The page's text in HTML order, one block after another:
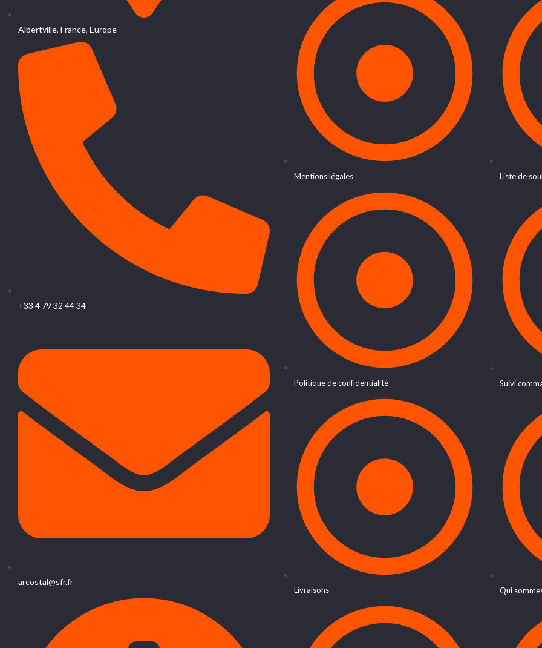
Albertville, France, Europe
+33 4 79 32 44 34
arcostal@sfr.fr
Mentions légales
Politique de confidentialité
Livraisons
Liste de
Suivi
Qui